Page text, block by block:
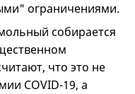
ограничениями.
собирается
что это не
COVID-19, а